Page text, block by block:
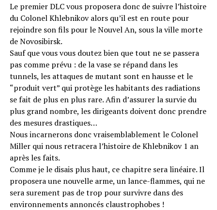
Le premier DLC vous proposera donc de suivre l’histoire
du Colonel Khlebnikov alors qu’il est en route pour
rejoindre son fils pour le Nouvel An, sous la ville morte
de Novosibirsk.
Sauf que vous vous doutez bien que tout ne se passera
pas comme prévu : de la vase se répand dans les
tunnels, les attaques de mutant sont en hausse et le
“produit vert” qui protège les habitants des radiations
se fait de plus en plus rare. Afin d’assurer la survie du
plus grand nombre, les dirigeants doivent donc prendre
des mesures drastiques…
Nous incarnerons donc vraisemblablement le Colonel
Miller qui nous retracera l’histoire de Khlebnikov 1 an
après les faits.
Comme je le disais plus haut, ce chapitre sera linéaire. Il
proposera une nouvelle arme, un lance-flammes, qui ne
sera surement pas de trop pour survivre dans des
environnements annoncés claustrophobes !